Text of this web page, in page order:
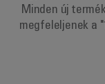
Minden új
megfeleljenek a